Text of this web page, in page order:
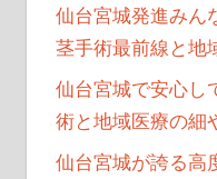
仙台宮城発進みん
茎手術最前線と地
仙台宮城で安心し
術と地域医療の細
仙台宮城が誇る高